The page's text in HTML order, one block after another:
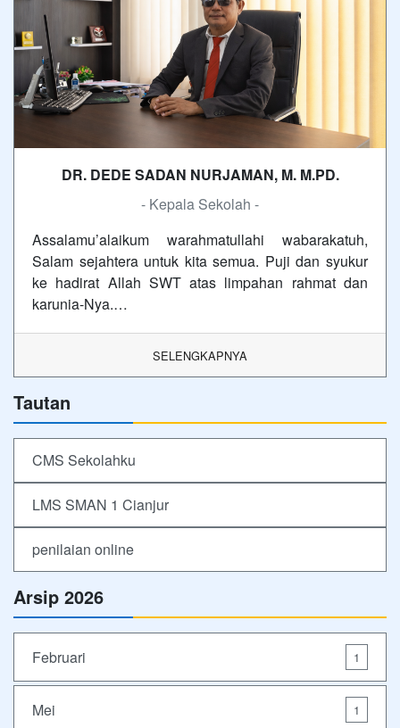
DR. DEDE SADAN NURJAMAN, M. M.PD.
- Kepala Sekolah -
Assalamu’alaikum warahmatullahi wabarakatuh,
Salam sejahtera untuk kita semua. Puji dan syukur
ke hadirat Allah SWT atas limpahan rahmat dan
karunia-Nya.…
SELENGKAPNYA
Tautan
CMS Sekolahku
LMS SMAN 1 Cianjur
penilaian online
Arsip 2026
Februari 1
Mei 1